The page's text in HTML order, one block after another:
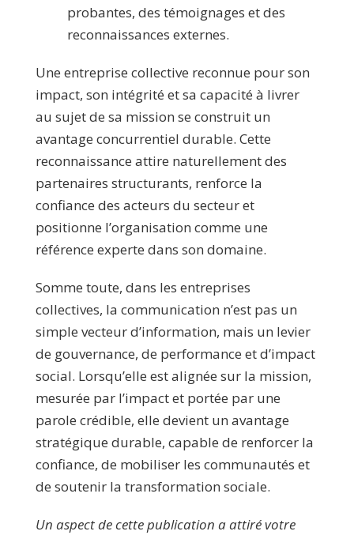
probantes, des témoignages et des
reconnaissances externes.
Une entreprise collective reconnue pour son
impact, son intégrité et sa capacité à livrer
au sujet de sa mission se construit un
avantage concurrentiel durable. Cette
reconnaissance attire naturellement des
partenaires structurants, renforce la
confiance des acteurs du secteur et
positionne l’organisation comme une
référence experte dans son domaine.
Somme toute, dans les entreprises
collectives, la communication n’est pas un
simple vecteur d’information, mais un levier
de gouvernance, de performance et d’impact
social. Lorsqu’elle est alignée sur la mission,
mesurée par l’impact et portée par une
parole crédible, elle devient un avantage
stratégique durable, capable de renforcer la
confiance, de mobiliser les communautés et
de soutenir la transformation sociale.
Un aspect de cette publication a attiré votre